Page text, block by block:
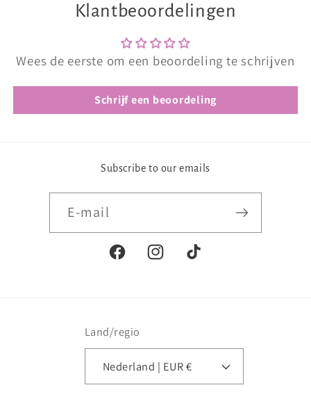
Klantbeoordelingen
Wees de eerste om een beoordeling te schrijven
Schrijf een beoordeling
Subscribe to our emails
E‑mail
FacebookInstagramTikTok
Land/regio
Nederland | EUR €